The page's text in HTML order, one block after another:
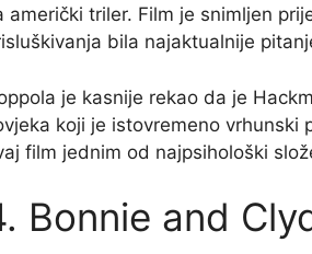
američki triler. Film je snimljen
bila najaktualnije
je kasnije rekao da je
koji je istovremeno vrhunski
film jednim od najpsihološki
Bonnie and